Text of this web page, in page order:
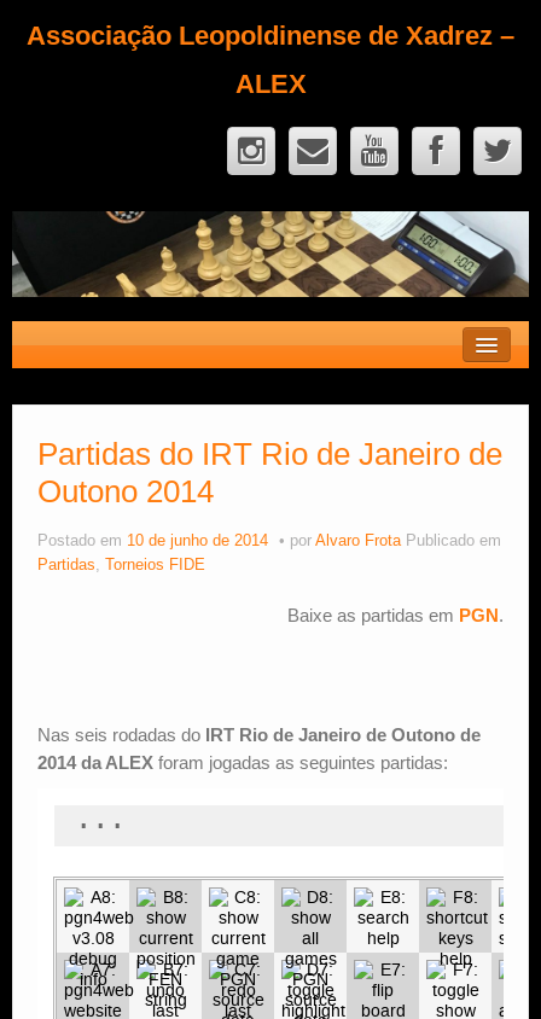
Associação Leopoldinense de Xadrez –
ALEX
Fique Sócio
Quem Somos?
Calendário
Partidas do IRT Rio de Janeiro de
Outono 2014
Postado em 10 de junho de 2014 por Alvaro Frota Publicado em
Partidas, Torneios FIDE
Baixe as partidas em PGN.
Nas seis rodadas do IRT Rio de Janeiro de Outono de
2014 da ALEX foram jogadas as seguintes partidas: